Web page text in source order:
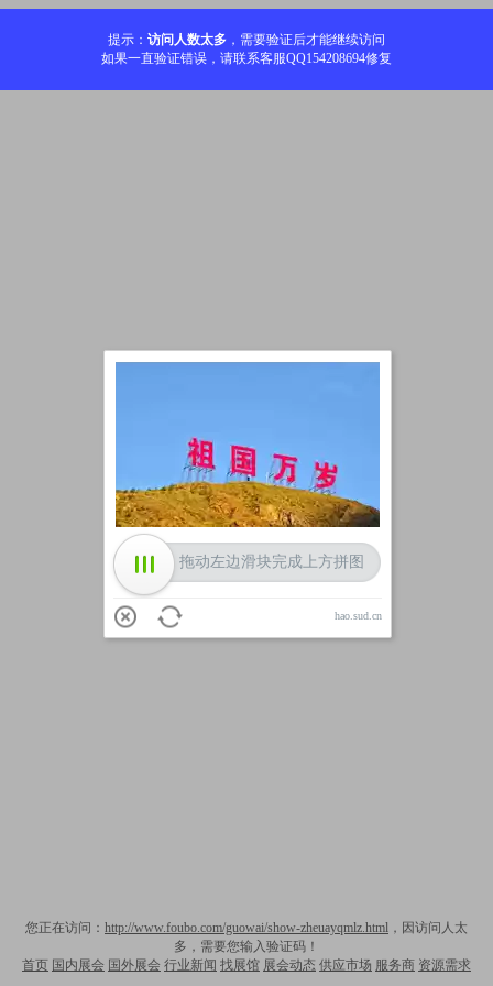
提示： 访问人数太多 ，需要验证后才能继续访问
如果一直验证错误，请联系客服QQ154208694修复
您正在访问： http://www.foubo.com/guowai/show-zheuayqmlz.html ，因访问人太
多，需要您输入验证码！
首页 国内展会 国外展会 行业新闻 找展馆 展会动态 供应市场 服务商 资源需求
拖动左边滑块完成上方拼图
hao.sud.cn